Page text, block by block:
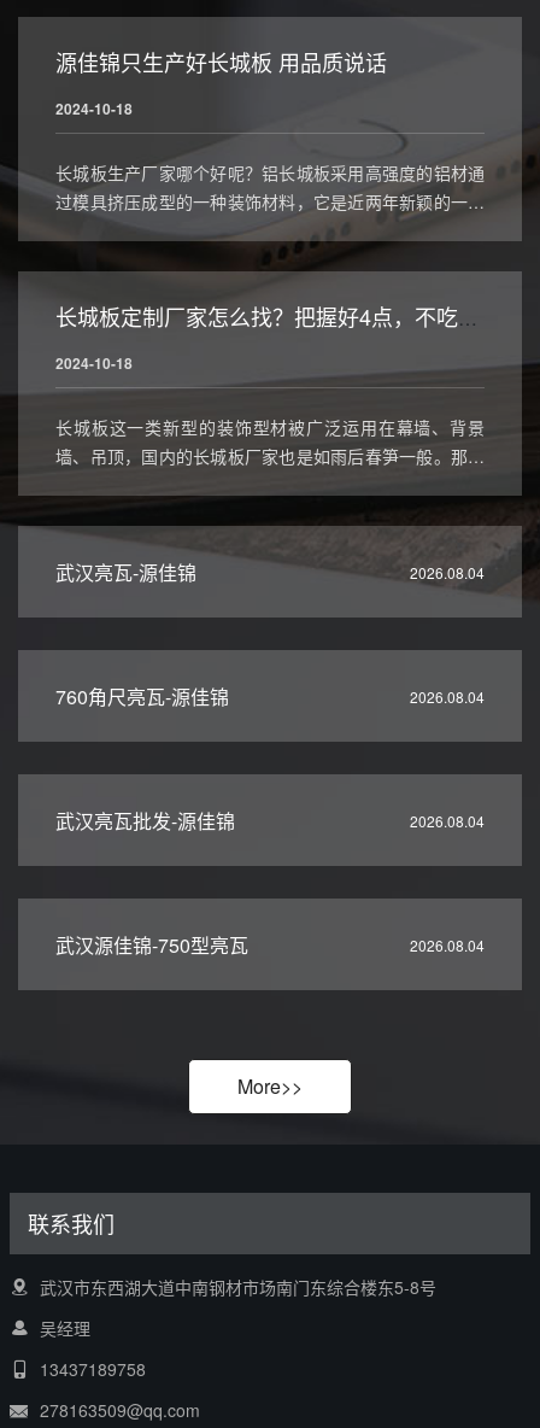
源佳锦只生产好长城板 用品质说话
2024-10-18
长城板生产厂家哪个好呢？铝长城板采用高强度的铝材通
过模具挤压成型的一种装饰材料，它是近两年新颖的一种
装饰型材材料备受广大设计师追捧，市面上涌现了好多厂
家，那么铝型材长城板生产厂家哪个好？
长城板定制厂家怎么找？把握好4点，不吃亏！
2024-10-18
长城板这一类新型的装饰型材被广泛运用在幕墙、背景
墙、吊顶，国内的长城板厂家也是如雨后春笋一般。那么
懂长城板行业的新手们一个参考。
武汉亮瓦-源佳锦 2026.08.04
760角尺亮瓦-源佳锦 2026.08.04
武汉亮瓦批发-源佳锦 2026.08.04
武汉源佳锦-750型亮瓦 2026.08.04
More>>
联系我们
武汉市东西湖大道中南钢材市场南门东综合楼东5-8号
吴经理
13437189758
278163509@qq.com